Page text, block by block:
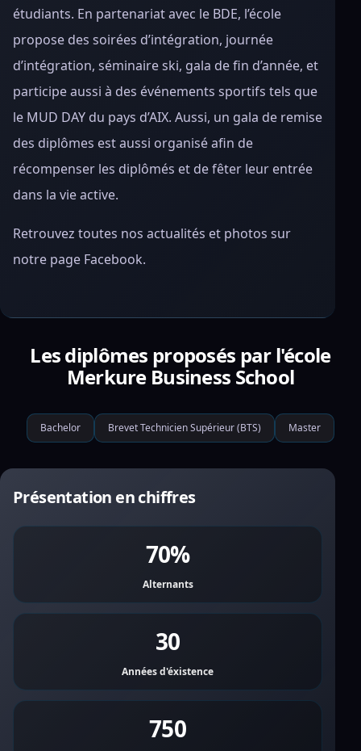
étudiants. En partenariat avec le BDE, l’école
propose des soirées d’intégration, journée
d’intégration, séminaire ski, gala de fin d’année, et
participe aussi à des événements sportifs tels que
le MUD DAY du pays d’AIX. Aussi, un gala de remise
des diplômes est aussi organisé afin de
récompenser les diplômés et de fêter leur entrée
dans la vie active.
Retrouvez toutes nos actualités et photos sur
notre page Facebook.
Les diplômes proposés par l'école
Merkure Business School
Bachelor Brevet Technicien Supérieur (BTS) Master
Présentation en chiffres
70%
Alternants
30
Années d'éxistence
750